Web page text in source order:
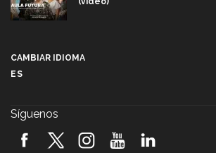
2026! (video)
CAMBIAR IDIOMA
ES
Síguenos